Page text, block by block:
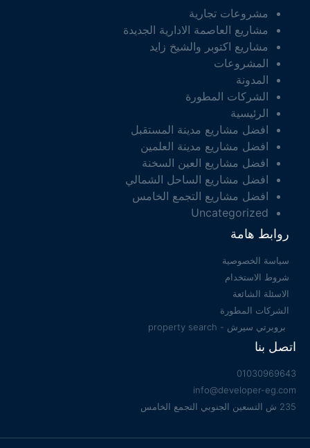
مشروعات تجارية
مشاريع العاصمة الادارية الجديدة
مشاريع اكتوبر والشيخ زايد
المشروعات
المدونة
الشركات المطورة
الرئيسية
افضل مشاريع مدينة المستقبل
افضل مشاريع مدينة العلمين
افضل مشاريع العين السخنة
افضل مشاريع الساحل الشمالي
افضل مشاريع التجمع الخامس
Uncategorized
روابط هامة
سياسة الخصوصية
شروط الاستخدام
الاسئلة الشائعة
الشركات المطورة
بروبرتي سيرش - property search
اتصل بنا
01030969643
info@developer-eg.com
235 ش التسعين الجنوبي التجمع الخامس